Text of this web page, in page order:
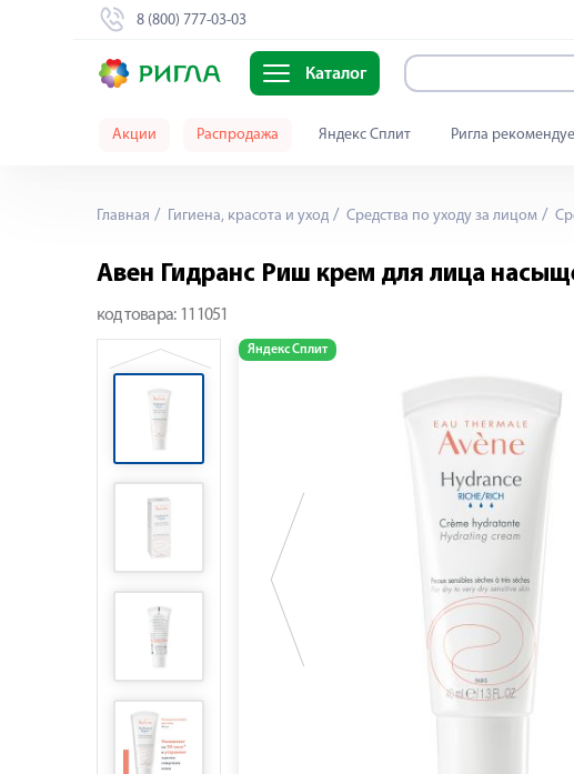
8 (800) 777-03-03
Каталог
Акции Распродажа Яндекс Сплит Ригла
Главная Гигиена, красота и уход Средства по уходу за лицом
Авен Гидранс Риш крем для лица
код товара: 111051
Яндекс Сплит